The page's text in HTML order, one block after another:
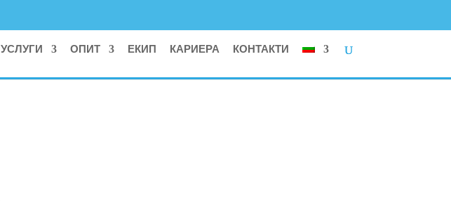
УСЛУГИ ОПИТ ЕКИП КАРИЕРА КОНТАКТИ